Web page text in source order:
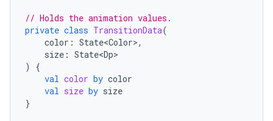
// Holds the animation values.
private class TransitionData(
color : State<Color>,
size : State<Dp>
)
{
val color by color
val size by size
}